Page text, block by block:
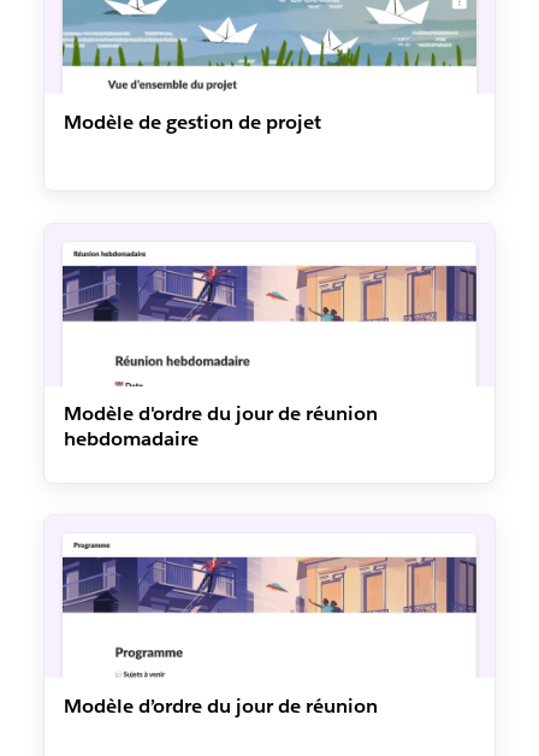
Modèle de gestion de projet
Modèle d'ordre du jour de réunion
hebdomadaire
Modèle d’ordre du jour de réunion